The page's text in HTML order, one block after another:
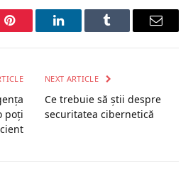
Pinterest LinkedInTumblr Email
poți
NEXT ARTICLE
Ce trebuie să știi despre
securitatea cibernetică